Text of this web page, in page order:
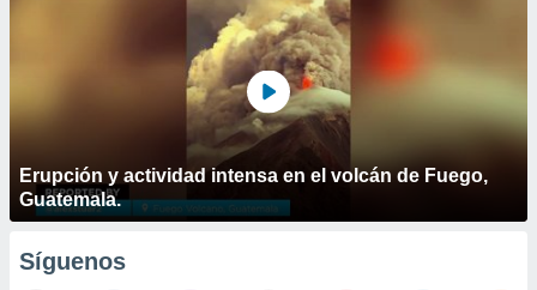
Erupción y actividad intensa en el volcán de Fuego,
Guatemala.
Síguenos